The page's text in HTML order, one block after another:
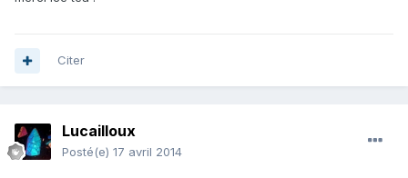
Citer
Lucailloux
Posté(e) 17 avril 2014